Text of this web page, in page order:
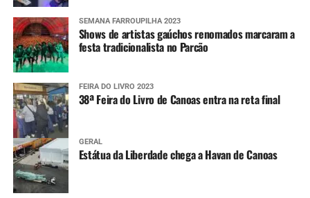
SEMANA FARROUPILHA 2023
Shows de artistas gaúchos renomados marcaram a
festa tradicionalista no Parcão
FEIRA DO LIVRO 2023
38ª Feira do Livro de Canoas entra na reta final
GERAL
Estátua da Liberdade chega a Havan de Canoas